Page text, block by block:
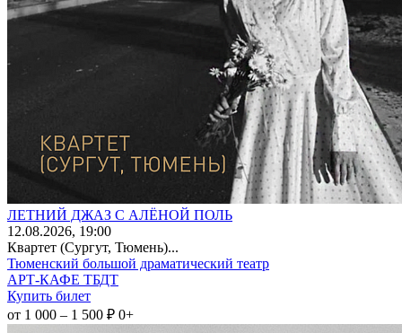
ЛЕТНИЙ ДЖАЗ С АЛЁНОЙ ПОЛЬ
12.08.2026, 19:00
Квартет (Сургут, Тюмень)...
Тюменский большой драматический театр
АРТ-КАФЕ ТБДТ
Купить билет
от 1 000 – 1 500 ₽ 0+